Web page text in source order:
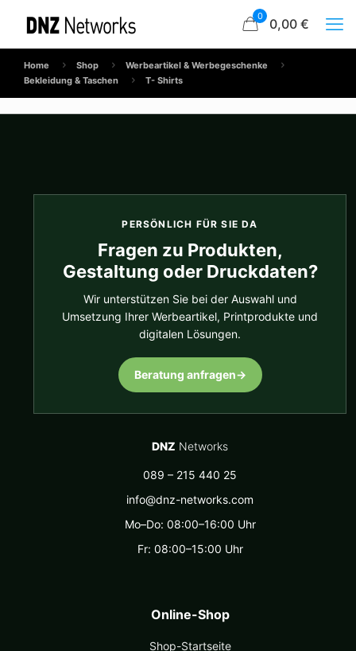
0 0,00 €
Home Shop
Werbeartikel & Werbegeschenke
Bekleidung & Taschen
T- Shirts
PERSÖNLICH FÜR SIE DA
Fragen zu Produkten,
Gestaltung oder Druckdaten?
Wir unterstützen Sie bei der Auswahl und
Umsetzung Ihrer Werbeartikel, Printprodukte und
digitalen Lösungen.
Beratung anfragen→
DNZ Networks
089 – 215 440 25
info@dnz-networks.com
Mo–Do: 08:00–16:00 Uhr
Fr: 08:00–15:00 Uhr
Online-Shop
Shop-Startseite